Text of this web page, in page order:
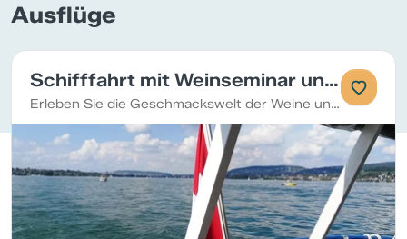
Ausflüge
Schifffahrt mit Weinseminar und Käse Luzern
Erleben Sie die Geschmackswelt der Weine und Käse